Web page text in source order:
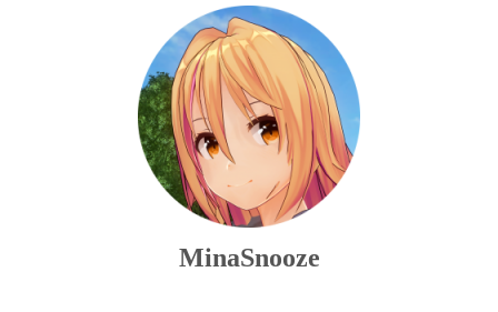
MinaSnooze